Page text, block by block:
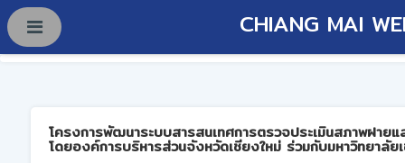
CHIANG MAI
โครงการพัฒนาระบบสารสนเทศการตรวจประเมินสภาพฝาย
โดยองค์การบริหารส่วนจังหวัดเชียงใหม่ ร่วมกับมหาวิทยาลัย